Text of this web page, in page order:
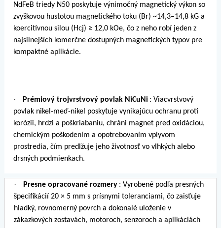
NdFeB triedy N50 poskytuje výnimočný magnetický výkon so
zvyškovou hustotou magnetického toku (Br) ~14,3–14,8 kG a
koercitívnou silou (Hcj) ≥ 12,0 kOe, čo z neho robí jeden z
najsilnejších komerčne dostupných magnetických typov pre
kompaktné aplikácie.
· Prémiový trojvrstvový povlak NiCuNi : Viacvrstvový
povlak nikel-meď-nikel poskytuje vynikajúcu ochranu proti
korózii, hrdzi a poškriabaniu, chráni magnet pred oxidáciou,
chemickým poškodením a opotrebovaním vplyvom
prostredia, čím predlžuje jeho životnosť vo vlhkých alebo
drsných podmienkach.
· Presne opracované rozmery : Vyrobené podľa presných
špecifikácií 20 × 5 mm s prísnymi toleranciami, čo zaisťuje
hladký, rovnomerný povrch a dokonalé uloženie v
zákazkových zostavách, motoroch, senzoroch a aplikáciách